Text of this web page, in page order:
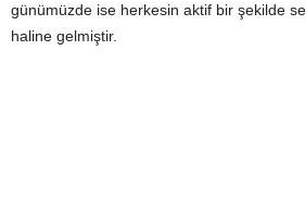
günümüzde ise herkesin aktif bir şekilde
haline gelmiştir.